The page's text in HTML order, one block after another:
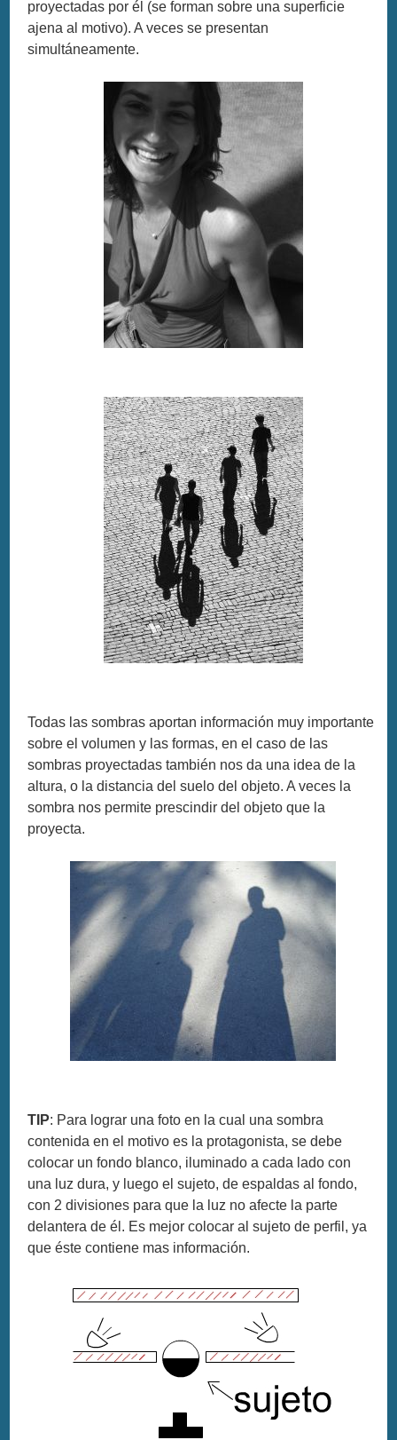
proyectadas por él (se forman sobre una superficie
ajena al motivo). A veces se presentan
simultáneamente.
Todas las sombras aportan información muy importante
sobre el volumen y las formas, en el caso de las
sombras proyectadas también nos da una idea de la
altura, o la distancia del suelo del objeto. A veces la
sombra nos permite prescindir del objeto que la
proyecta.
TIP: Para lograr una foto en la cual una sombra
contenida en el motivo es la protagonista, se debe
colocar un fondo blanco, iluminado a cada lado con
una luz dura, y luego el sujeto, de espaldas al fondo,
con 2 divisiones para que la luz no afecte la parte
delantera de él. Es mejor colocar al sujeto de perfil, ya
que éste contiene mas información.